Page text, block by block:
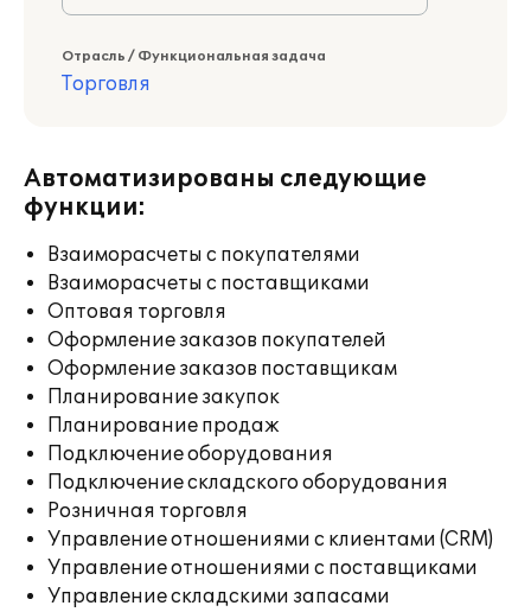
Отрасль / Функциональная задача
Торговля
Автоматизированы следующие
функции:
Взаиморасчеты с покупателями
Взаиморасчеты с поставщиками
Оптовая торговля
Оформление заказов покупателей
Оформление заказов поставщикам
Планирование закупок
Планирование продаж
Подключение оборудования
Подключение складского оборудования
Розничная торговля
Управление отношениями с клиентами (CRM)
Управление отношениями с поставщиками
Управление складскими запасами